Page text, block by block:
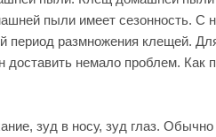
пыли имеет сезонность. С
период размножения клещей.
немало проблем. Как
зуд в носу, зуд глаз.